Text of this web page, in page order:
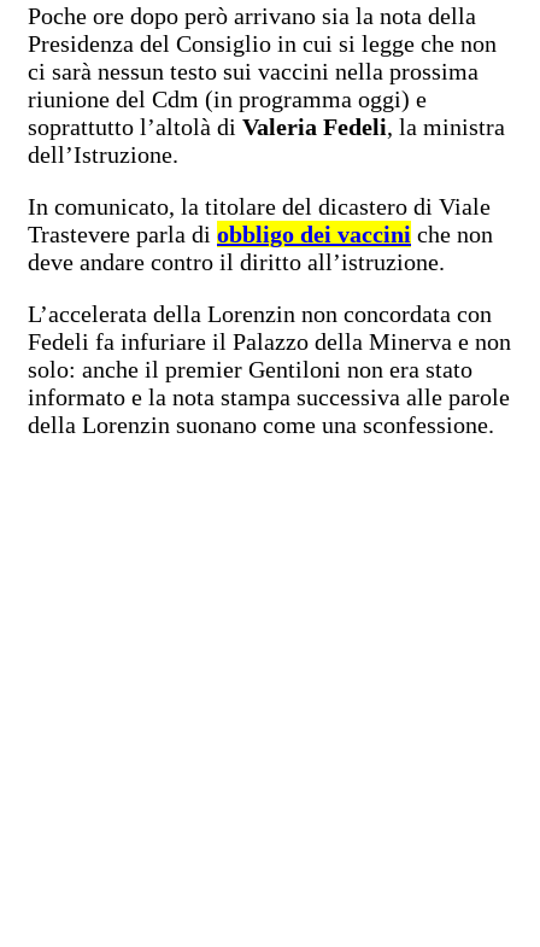
Poche ore dopo però arrivano sia la nota della
Presidenza del Consiglio in cui si legge che non
ci sarà nessun testo sui vaccini nella prossima
riunione del Cdm (in programma oggi) e
soprattutto l’altolà di Valeria Fedeli, la ministra
dell’Istruzione.
In comunicato, la titolare del dicastero di Viale
Trastevere parla di obbligo dei vaccini che non
deve andare contro il diritto all’istruzione.
L’accelerata della Lorenzin non concordata con
Fedeli fa infuriare il Palazzo della Minerva e non
solo: anche il premier Gentiloni non era stato
informato e la nota stampa successiva alle parole
della Lorenzin suonano come una sconfessione.